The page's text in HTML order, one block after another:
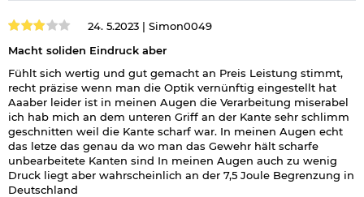
24. 5.2023 | Simon0049
Macht soliden Eindruck aber
Fühlt sich wertig und gut gemacht an Preis Leistung stimmt,
recht präzise wenn man die Optik vernünftig eingestellt hat
Aaaber leider ist in meinen Augen die Verarbeitung miserabel
ich hab mich an dem unteren Griff an der Kante sehr schlimm
geschnitten weil die Kante scharf war. In meinen Augen echt
das letze das genau da wo man das Gewehr hält scharfe
unbearbeitete Kanten sind In meinen Augen auch zu wenig
Druck liegt aber wahrscheinlich an der 7,5 Joule Begrenzung in
Deutschland